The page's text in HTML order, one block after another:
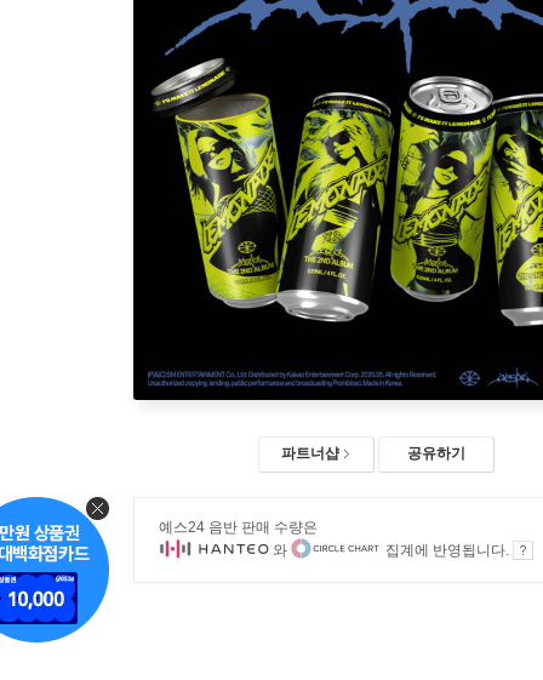
파트너샵 공유하기
예스24 음반 판매 수량은
와
집계에 반영됩니다.